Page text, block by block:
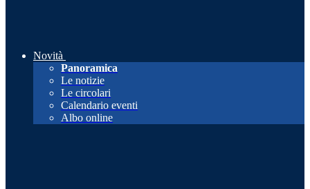
Novità
Panoramica
Le notizie
Le circolari
Calendario eventi
Albo online